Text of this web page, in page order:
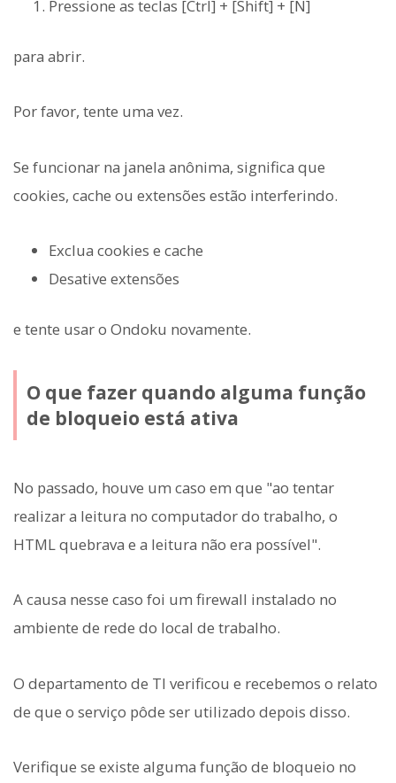
Pressione as teclas [Ctrl] + [Shift] + [N]
para abrir.
Por favor, tente uma vez.
Se funcionar na janela anônima, significa que
cookies, cache ou extensões estão interferindo.
Exclua cookies e cache
Desative extensões
e tente usar o Ondoku novamente.
O que fazer quando alguma função
de bloqueio está ativa
No passado, houve um caso em que "ao tentar
realizar a leitura no computador do trabalho, o
HTML quebrava e a leitura não era possível".
A causa nesse caso foi um firewall instalado no
ambiente de rede do local de trabalho.
O departamento de TI verificou e recebemos o relato
de que o serviço pôde ser utilizado depois disso.
Verifique se existe alguma função de bloqueio no